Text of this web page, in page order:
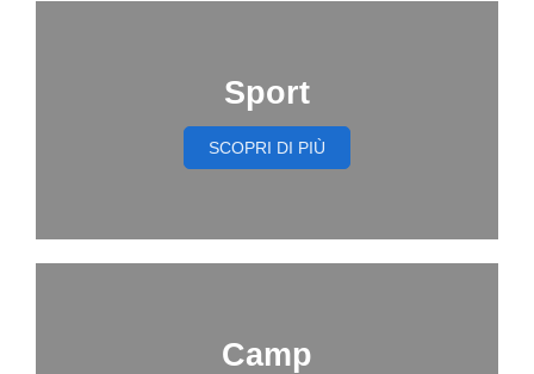
Sport
SCOPRI DI PIÙ
Camp